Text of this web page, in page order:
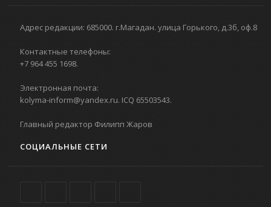
Адрес редакции: 685000. г.Магадан. улица Горького, д.3б, оф.8
Контактные телефоны:
+7 964 455 1698.
Электронная почта:
kolyma-inform@yandex.ru. ICQ 65503543.
Главный редактор Филипп Жаров
СОЦИАЛЬНЫЕ СЕТИ